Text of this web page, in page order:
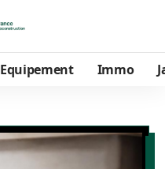
Equipement Immo